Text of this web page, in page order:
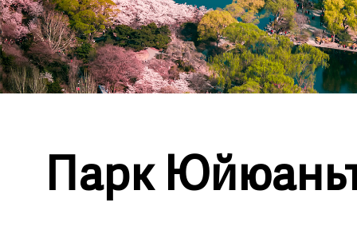
Парк